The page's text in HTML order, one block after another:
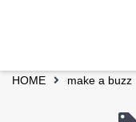
HOME make a buzz